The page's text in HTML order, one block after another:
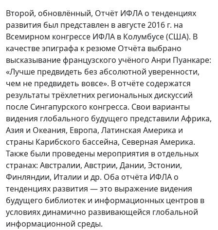
Второй, обновлённый, Отчёт ИФЛА о тенденциях
развития был представлен в августе 2016 г. на
Всемирном конгрессе ИФЛА в Колумбусе (США). В
качестве эпиграфа к резюме Отчёта выбрано
высказывание французского учёного Анри Пуанкаре:
«Лучше предвидеть без абсолютной уверенности,
чем не предвидеть вовсе». В отчёте содержатся
результаты трёхлетних региональных дискуссий
после Сингапурского конгресса. Свои варианты
видения глобального будущего представили Африка,
Азия и Океания, Европа, Латинская Америка и
страны Карибского бассейна, Северная Америка.
Также были проведены мероприятия в отдельных
странах: Австралии, Австрии, Дании, Эстонии,
Финляндии, Италии и др. Оба отчёта ИФЛА о
тенденциях развития — это выражение видения
будущего библиотек и информационных центров в
условиях динамично развивающейся глобальной
информационной среды.